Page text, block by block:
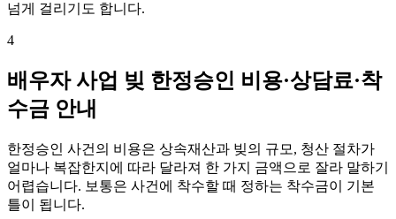
넘게 걸리기도 합니다.
4
배우자 사업 빚 한정승인 비용·상담료·착
수금 안내
한정승인 사건의 비용은 상속재산과 빚의 규모, 청산 절차가
얼마나 복잡한지에 따라 달라져 한 가지 금액으로 잘라 말하기
어렵습니다. 보통은 사건에 착수할 때 정하는 착수금이 기본
틀이 됩니다.